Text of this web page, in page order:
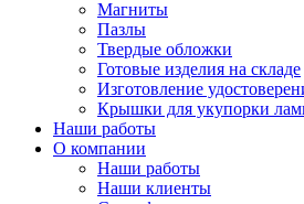
Магниты
Пазлы
Твердые обложки
Готовые изделия на складе
Изготовление
Крышки для укупорки
Наши работы
О компании
Наши работы
Наши клиенты